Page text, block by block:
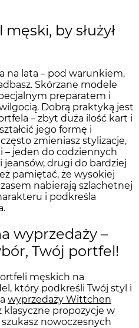
by służył
na lata – pod warunkiem,
Skórzane modele
preparatem i
Dobrą praktyką jest
– zbyt duża ilość kart i
jego formę i
zmieniasz stylizacje,
– jeden do codziennych
i jeansów, drugi do bardziej
pamiętać, że wysokiej
nabierają szlachetnej
i podkreśla
wyprzedaży –
Twój portfel!
męskich na
który podkreśli Twój styl i
wyprzedaży Wittchen
klasyczne propozycje w
nowoczesnych